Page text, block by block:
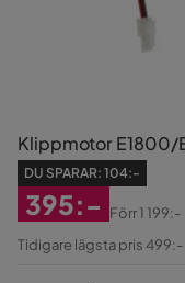
Klippmotor E1800/
DU SPARAR: 104:-
Rabatterat
395:-
Original
Förr1 199:-
Tidigare lägsta pris 499:-